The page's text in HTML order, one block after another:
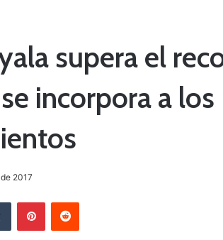
supera el
incorpora a los
2017